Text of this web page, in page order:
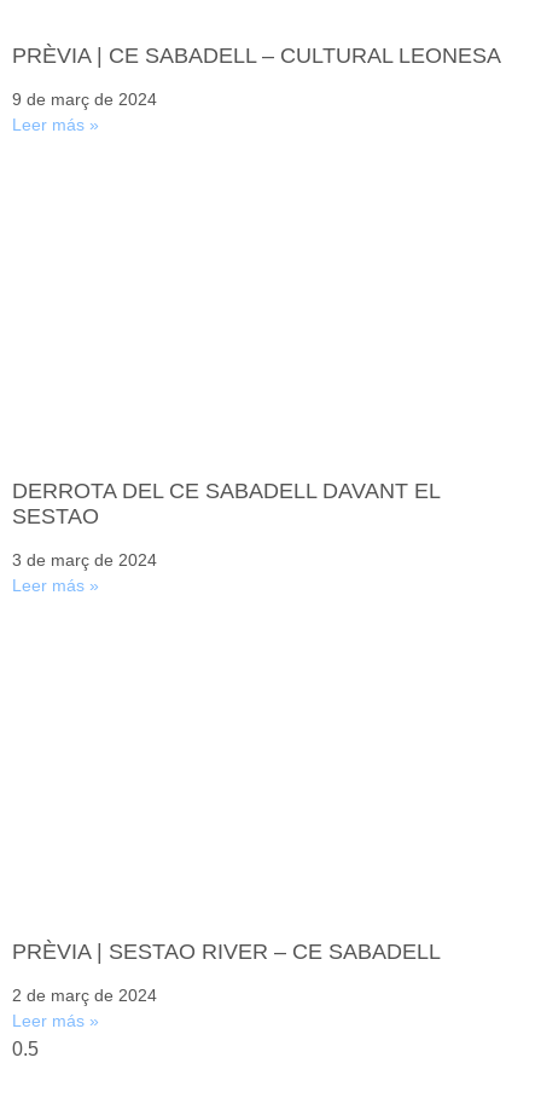
PRÈVIA | CE SABADELL – CULTURAL LEONESA
9 de març de 2024
Leer más »
DERROTA DEL CE SABADELL DAVANT EL
SESTAO
3 de març de 2024
Leer más »
PRÈVIA | SESTAO RIVER – CE SABADELL
2 de març de 2024
Leer más »